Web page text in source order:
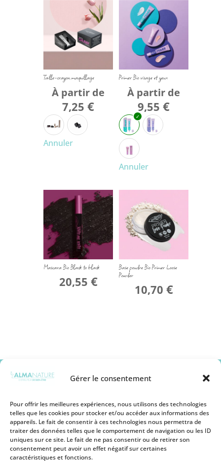
Gérer le consentement
Pour offrir les meilleures expériences, nous utilisons des technologies
telles que les cookies pour stocker et/ou accéder aux informations des
appareils. Le fait de consentir à ces technologies nous permettra de
traiter des données telles que le comportement de navigation ou les ID
uniques sur ce site. Le fait de ne pas consentir ou de retirer son
consentement peut avoir un effet négatif sur certaines
caractéristiques et fonctions.
Taille-crayon maquillage
À partir de
7,25€
Annuler
Primer Bio visage et yeux
À partir de
9,55€
Annuler
Mascara Bio Black to black
20,55 €
Base poudre Bio Primer Loose
Powder
10,70 €
Mentions légales
Conditions générales de vente
Politique de remboursement
Politique de Protection des Cookies